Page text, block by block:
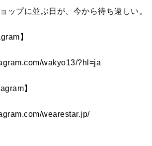
ップに並ぶ日が、今から待ち遠しい。
】
wakyo13/?hl=ja
】
wearestar.jp/